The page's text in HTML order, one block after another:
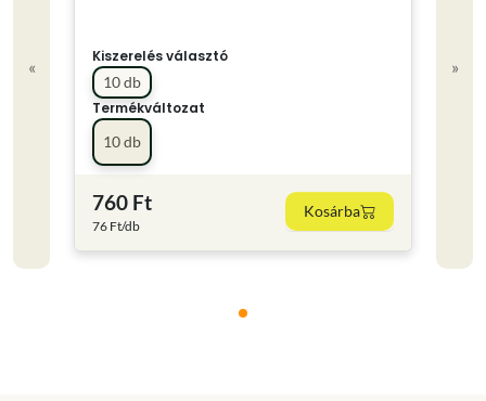
«
Kiszerelés választó
10 db
Termékváltozat
10 db
760 Ft
76 Ft/db
Kosárba
»